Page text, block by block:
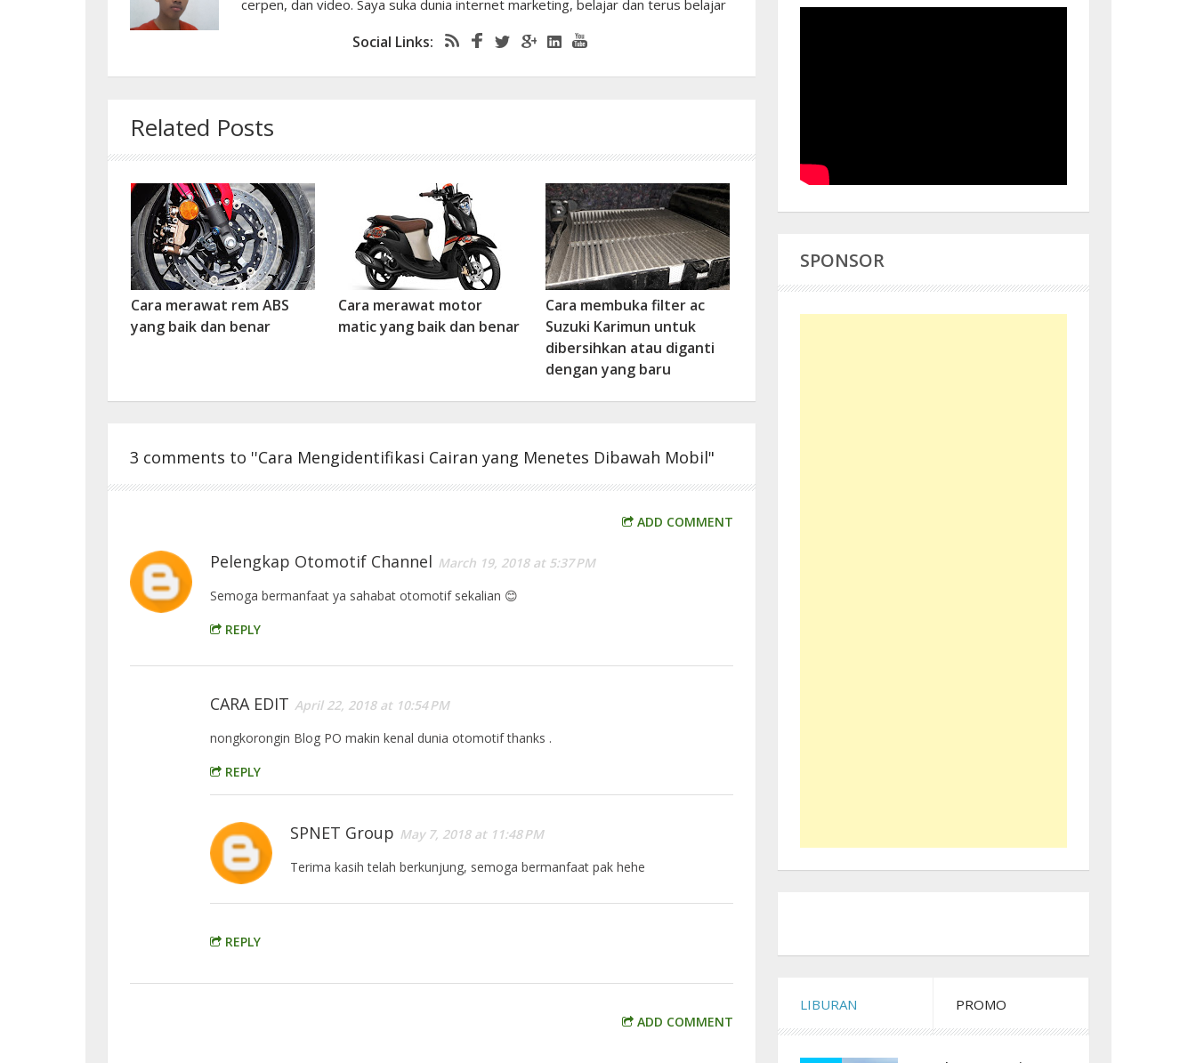
cerpen, dan video. Saya suka dunia internet marketing, belajar dan terus belajar
Social Links:
Related Posts
Cara merawat rem ABS
yang baik dan benar
Cara merawat motor
matic yang baik dan benar
Cara membuka filter ac
Suzuki Karimun untuk
dibersihkan atau diganti
dengan yang baru
3 comments to ''Cara Mengidentifikasi Cairan yang Menetes Dibawah Mobil"
ADD COMMENT
Pelengkap Otomotif Channel March 19, 2018 at 5:37 PM
Semoga bermanfaat ya sahabat otomotif sekalian 😊
REPLY
CARA EDIT April 22, 2018 at 10:54 PM
nongkorongin Blog PO makin kenal dunia otomotif thanks .
REPLY
SPNET Group May 7, 2018 at 11:48 PM
Terima kasih telah berkunjung, semoga bermanfaat pak hehe
REPLY
ADD COMMENT
SPONSOR
LIBURAN PROMO